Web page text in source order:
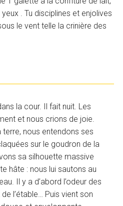
. Tu disciplines et enjolives
le vent telle la crinière des
la cour. Il fait nuit. Les
et nous crions de joie.
nous entendons ses
sur le goudron de la
sa silhouette massive
hâte : nous lui sautons au
Il y a d’abord l’odeur des
l’étable… Puis vient son